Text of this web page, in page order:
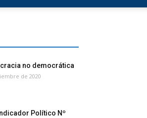
no democrática
de 2020
Político Nº